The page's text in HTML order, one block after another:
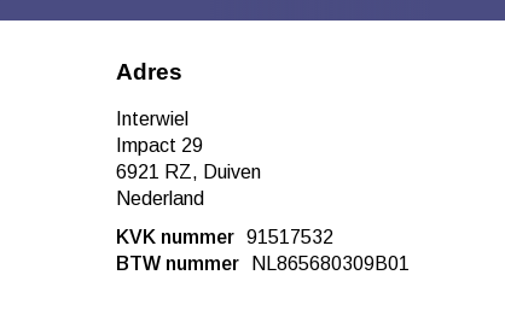
Adres
Interwiel
Impact 29
6921 RZ, Duiven
Nederland
KVK nummer 91517532
BTW nummer
NL865680309B01